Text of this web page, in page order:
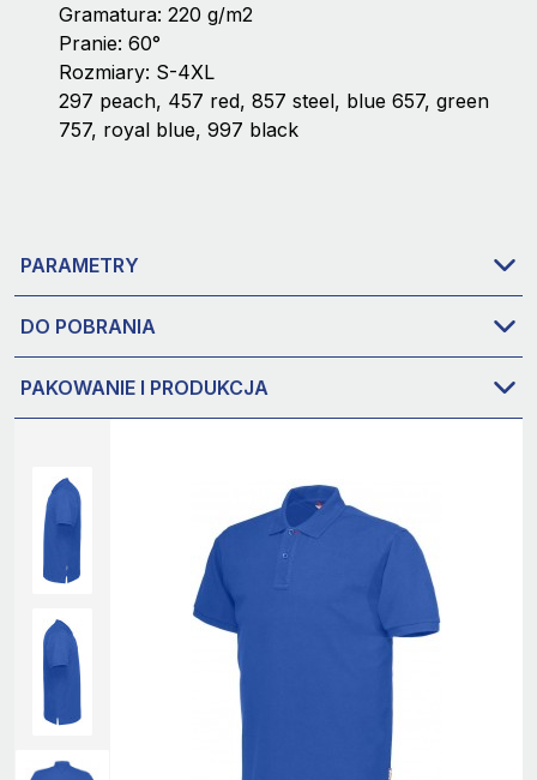
Gramatura: 220 g/m2
Pranie: 60°
Rozmiary: S-4XL
297 peach, 457 red, 857 steel, blue 657, green
757, royal blue, 997 black
PARAMETRY
DO POBRANIA
PAKOWANIE I PRODUKCJA